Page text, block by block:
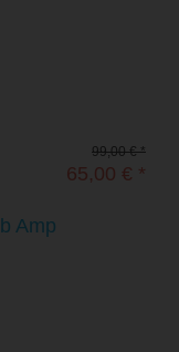
99,00 € *
65,00 € *